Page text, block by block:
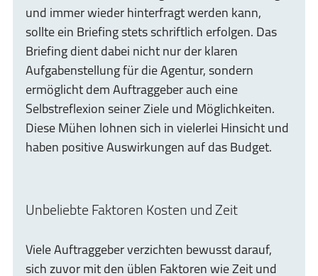
und immer wieder hinterfragt werden kann,
sollte ein Briefing stets schriftlich erfolgen. Das
Briefing dient dabei nicht nur der klaren
Aufgabenstellung für die Agentur, sondern
ermöglicht dem Auftraggeber auch eine
Selbstreflexion seiner Ziele und Möglichkeiten.
Diese Mühen lohnen sich in vielerlei Hinsicht und
haben positive Auswirkungen auf das Budget.
Unbeliebte Faktoren Kosten und Zeit
Viele Auftraggeber verzichten bewusst darauf,
sich zuvor mit den üblen Faktoren wie Zeit und